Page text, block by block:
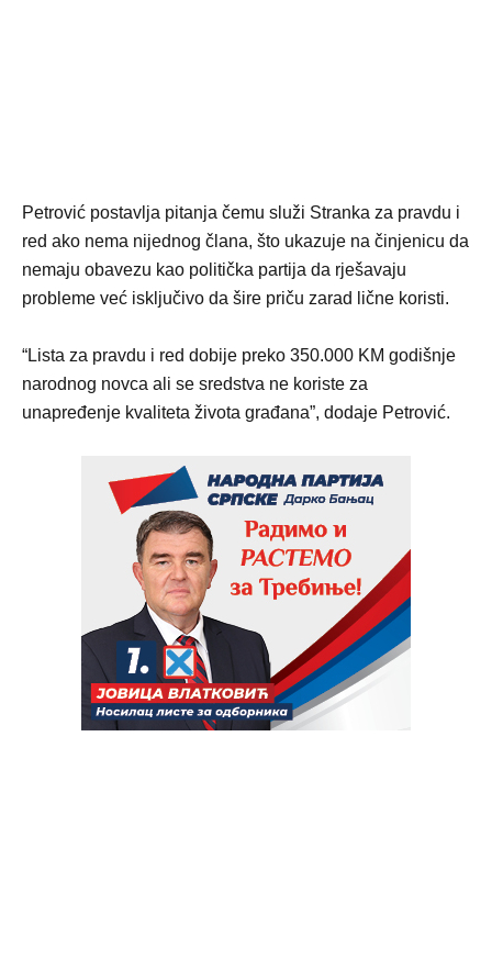
Petrović postavlja pitanja čemu služi Stranka za pravdu i
red ako nema nijednog člana, što ukazuje na činjenicu da
nemaju obavezu kao politička partija da rješavaju
probleme već isključivo da šire priču zarad lične koristi.
“Lista za pravdu i red dobije preko 350.000 KM godišnje
narodnog novca ali se sredstva ne koriste za
unapređenje kvaliteta života građana”, dodaje Petrović.